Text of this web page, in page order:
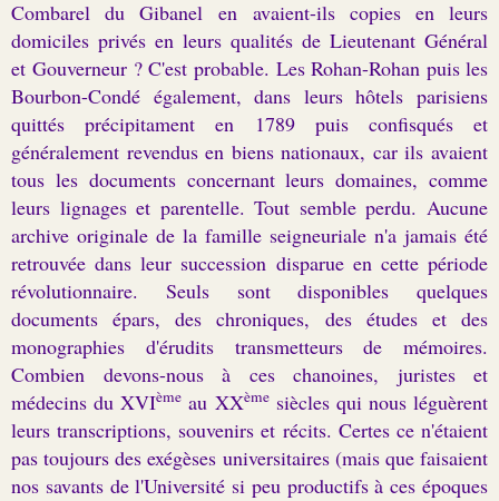
Combarel du Gibanel en avaient-ils copies en leurs
domiciles privés en leurs qualités de Lieutenant Général
et Gouverneur ? C'est probable. Les Rohan-Rohan puis les
Bourbon-Condé également, dans leurs hôtels parisiens
quittés précipitament en 1789 puis confisqués et
généralement revendus en biens nationaux, car ils avaient
tous les documents concernant leurs domaines, comme
leurs lignages et parentelle. Tout semble perdu. Aucune
archive originale de la famille seigneuriale n'a jamais été
retrouvée dans leur succession disparue en cette période
révolutionnaire. Seuls sont disponibles quelques
documents épars, des chroniques, des études et des
monographies d'érudits transmetteurs de mémoires.
Combien devons-nous à ces chanoines, juristes et
médecins du XVIème au XXèmesiècles qui nous léguèrent
leurs transcriptions, souvenirs et récits. Certes ce n'étaient
pas toujours des exégèses universitaires (mais que faisaient
nos savants de l'Université si peu productifs à ces époques